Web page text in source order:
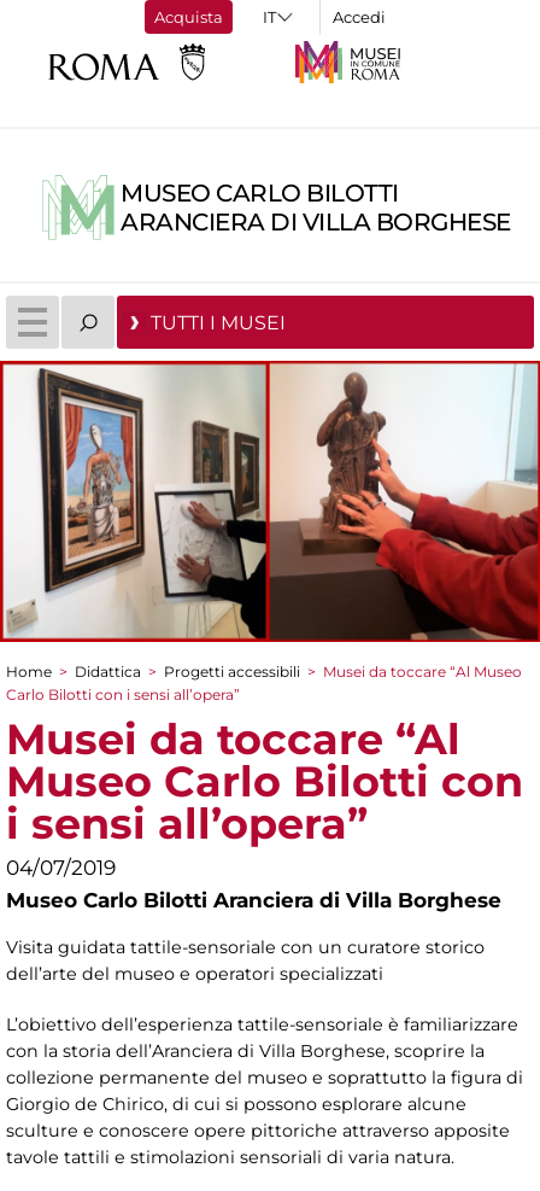
Acquista Accedi
MUSEO CARLO BILOTTI
ARANCIERA DI VILLA BORGHESE
TUTTI I MUSEI
Tu sei qui
Home > Didattica > Progetti accessibili > Musei da toccare “Al Museo
Carlo Bilotti con i sensi all’opera”
Musei da toccare “Al
Museo Carlo Bilotti con
i sensi all’opera”
04/07/2019
Museo Carlo Bilotti Aranciera di Villa Borghese
Visita guidata tattile-sensoriale con un curatore storico
dell’arte del museo e operatori specializzati
L’obiettivo dell’esperienza tattile-sensoriale è familiarizzare
con la storia dell’Aranciera di Villa Borghese, scoprire la
collezione permanente del museo e soprattutto la figura di
Giorgio de Chirico, di cui si possono esplorare alcune
sculture e conoscere opere pittoriche attraverso apposite
tavole tattili e stimolazioni sensoriali di varia natura.